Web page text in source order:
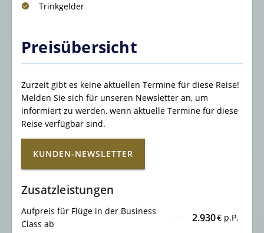
Trinkgelder
Preisübersicht
Zurzeit gibt es keine aktuellen Termine für diese Reise!
Melden Sie sich für unseren Newsletter an, um
informiert zu werden, wenn aktuelle Termine für diese
Reise verfügbar sind.
KUNDEN-NEWSLETTER
Zusatzleistungen
Aufpreis für Flüge in der Business
Class ab
2.930€ p.P.